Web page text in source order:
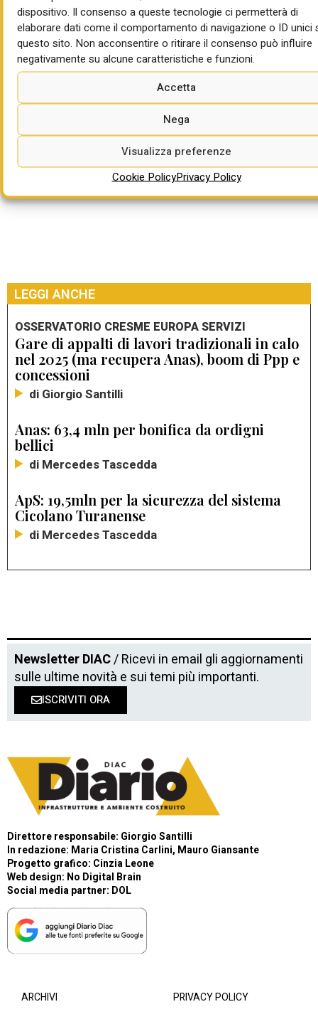
dispositivo. Il consenso a queste tecnologie ci permetterà di
elaborare dati come il comportamento di navigazione o ID unici
questo sito. Non acconsentire o ritirare il consenso può influire
negativamente su alcune caratteristiche e funzioni.
Accetta
Nega
Visualizza preferenze
Cookie PolicyPrivacy Policy
contrattuale di 540 giorni.
Termine per la partecipazione:14/09/2026 ore 10:00
Per approfondire:
https://www.sintel.regione.lombardia.it/eprocdata/
id=220884196
LEGGI ANCHE
OSSERVATORIO CRESME EUROPA SERVIZI
Gare di appalti di lavori tradizionali in calo
nel 2025 (ma recupera Anas), boom di Ppp e
concessioni
di Giorgio Santilli
Anas: 63,4 mln per bonifica da ordigni
bellici
di Mercedes Tascedda
ApS: 19,5mln per la sicurezza del sistema
Cicolano Turanense
di Mercedes Tascedda
Newsletter DIAC/ Ricevi in email gli aggiornamenti
sulle ultime novità e sui temi più importanti.
ISCRIVITI ORA
Direttore responsabile: Giorgio Santilli
In redazione: Maria Cristina Carlini, Mauro Giansante
Progetto grafico: Cinzia Leone
Web design: No Digital Brain
Social media partner: DOL
ARCHIVI PRIVACY POLICY